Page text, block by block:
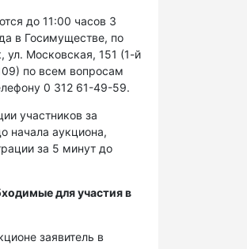
до 11:00 часов 3
в Госимуществе, по
ул. Московская, 151 (1-й
по всем вопросам
0 312 61-49-59.
участников за
начала аукциона,
за 5 минут до
для участия в
заявитель в